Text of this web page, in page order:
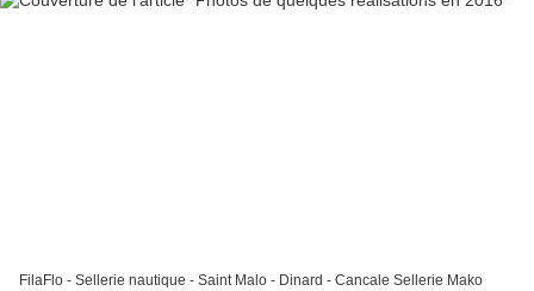
FilaFlo - Sellerie nautique - Saint Malo - Dinard - Cancale Sellerie Mako